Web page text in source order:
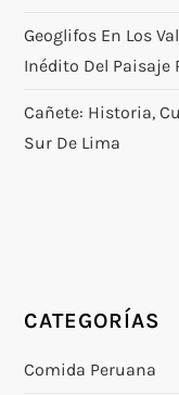
Geoglifos En Los
Inédito Del Paisaje
Cañete: Historia,
Sur De Lima
CATEGORÍAS
Comida Peruana